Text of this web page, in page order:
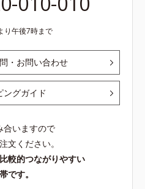
り午後7時まで
・お問い合わせ
ングガイド
合いますので
文ください。
較的つながりやすい
です。